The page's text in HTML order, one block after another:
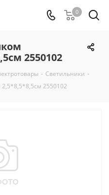
0
2550102
- Светильники -
2550102